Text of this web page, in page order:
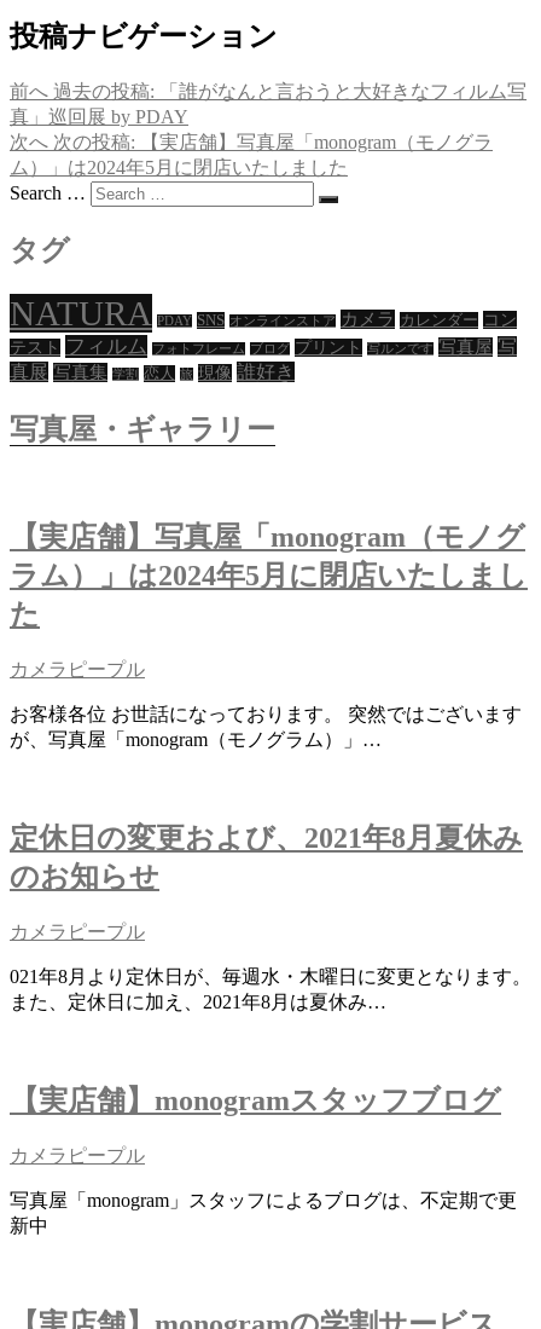
投稿ナビゲーション
前へ 過去の投稿:
「誰がなんと言おうと大好きなフィルム写
真」巡回展 by PDAY
次へ 次の投稿:
【実店舗】写真屋「monogram（モノグラ
ム）」は2024年5月に閉店いたしました
Search …
タグ
NATURA PDAY SNS オンラインストア カメラ カレンダー コン
テスト フィルム フォトフレーム ブログ プリント 写ルンです 写真屋 写
真展 写真集 学割 恋人 旅 現像 誰好き
写真屋・ギャラリー
【実店舗】写真屋「monogram（モノグ
ラム）」は2024年5月に閉店いたしまし
た
カメラピープル
お客様各位 お世話になっております。 突然ではございます
が、写真屋「monogram（モノグラム）」…
定休日の変更および、2021年8月夏休み
のお知らせ
カメラピープル
021年8月より定休日が、毎週水・木曜日に変更となります。
また、定休日に加え、2021年8月は夏休み…
【実店舗】monogramスタッフブログ
カメラピープル
写真屋「monogram」スタッフによるブログは、不定期で更
新中